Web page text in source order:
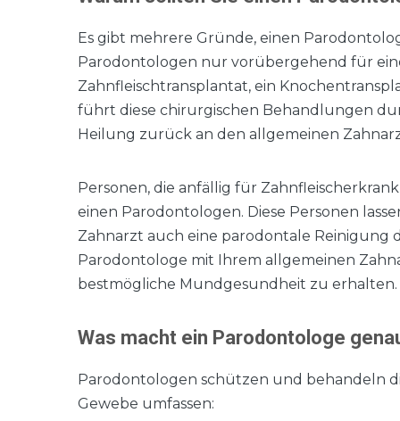
Es gibt mehrere Gründe, einen
Parodontologen nur vorübergehend für
Zahnfleischtransplantat, ein
führt diese chirurgischen Behandlungen
Heilung zurück an den allgemeinen
Personen, die anfällig für
einen Parodontologen. Diese Personen
Zahnarzt auch eine parodontale Reinigung
Parodontologe mit Ihrem allgemeinen
bestmögliche Mundgesundheit zu erhalten.
Was macht ein Parodontologe
Parodontologen schützen und behandeln
Gewebe umfassen: